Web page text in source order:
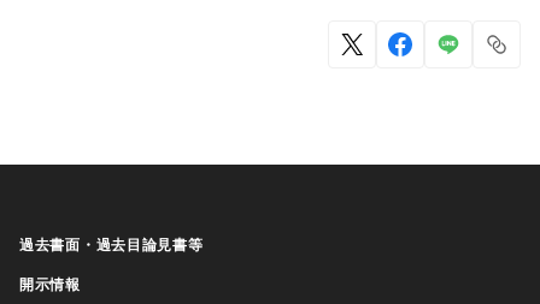
過去書面・過去目論見書等
開示情報